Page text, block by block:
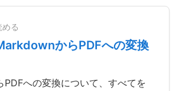
る
からPDFへの変換
への変換について、すべてを